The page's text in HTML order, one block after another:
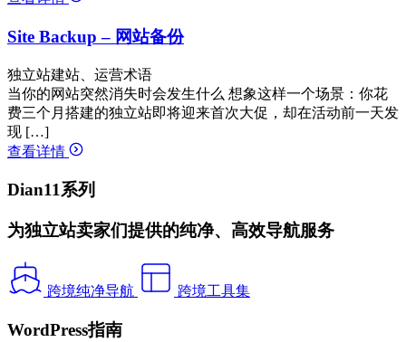
Site Backup – 网站备份
独立站建站、运营术语
当你的网站突然消失时会发生什么 想象这样一个场景：你花
费三个月搭建的独立站即将迎来首次大促，却在活动前一天发
现 […]
查看详情
Dian11系列
为独立站卖家们提供的纯净、高效导航服务
跨境纯净导航 跨境工具集
WordPress指南